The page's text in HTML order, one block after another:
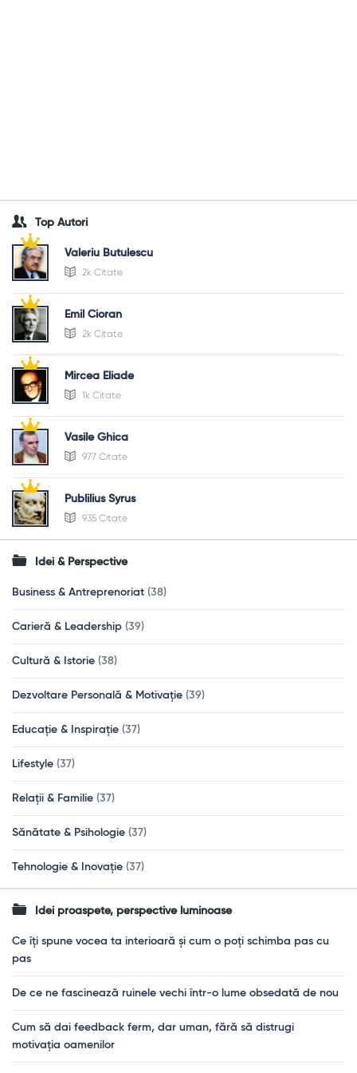
Top Autori
Valeriu Butulescu
2k Citate
Emil Cioran
2k Citate
Mircea Eliade
1k Citate
Vasile Ghica
977 Citate
Publilius Syrus
935 Citate
Idei & Perspective
Business & Antreprenoriat (38)
Carieră & Leadership (39)
Cultură & Istorie (38)
Dezvoltare Personală & Motivație (39)
Educație & Inspirație (37)
Lifestyle (37)
Relații & Familie (37)
Sănătate & Psihologie (37)
Tehnologie & Inovație (37)
Idei proaspete, perspective luminoase
Ce îți spune vocea ta interioară și cum o poți schimba pas cu
pas
De ce ne fascinează ruinele vechi într-o lume obsedată de nou
Cum să dai feedback ferm, dar uman, fără să distrugi
motivația oamenilor